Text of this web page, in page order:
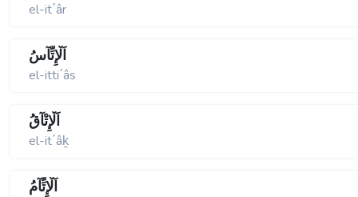
el-it΄âr
اَلْإِتِّآسُ
el-itti΄âs
اَلْإِتْآقُ
el-it΄âḵ
اَلْإِتِّآمُ